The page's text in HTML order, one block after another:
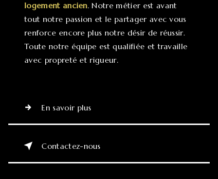
logement ancien. Notre métier est avant
tout notre passion et le partager avec vous
renforce encore plus notre désir de réussir.
Toute notre équipe est qualifiée et travaille
avec propreté et rigueur.
En savoir plus
Contactez-nous